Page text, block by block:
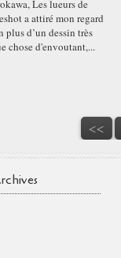
Les lueurs de
a attiré mon regard
plus d’un dessin très
chose d'envoutant,...
<<